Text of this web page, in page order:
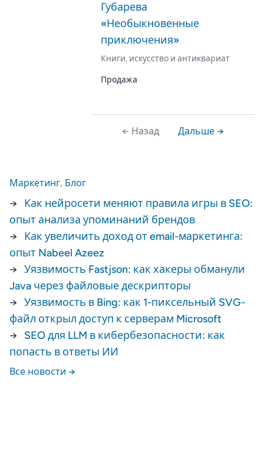
Губарева
«Необыкновенные
приключения»
Книги, искусство и антиквариат
Продажа
← Назад Дальше →
Маркетинг. Блог
→ Как нейросети меняют правила игры в SEO:
опыт анализа упоминаний брендов
→ Как увеличить доход от email-маркетинга:
опыт Nabeel Azeez
→ Уязвимость Fastjson: как хакеры обманули
Java через файловые дескрипторы
→ Уязвимость в Bing: как 1-пиксельный SVG-
файл открыл доступ к серверам Microsoft
→ SEO для LLM в кибербезопасности: как
попасть в ответы ИИ
Все новости →